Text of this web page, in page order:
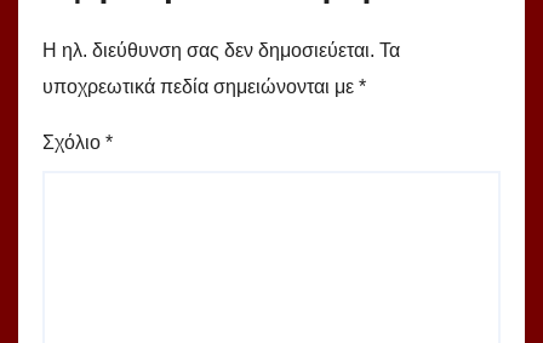
Η ηλ. διεύθυνση σας δεν δημοσιεύεται. Τα
υποχρεωτικά πεδία σημειώνονται με *
Σχόλιο *